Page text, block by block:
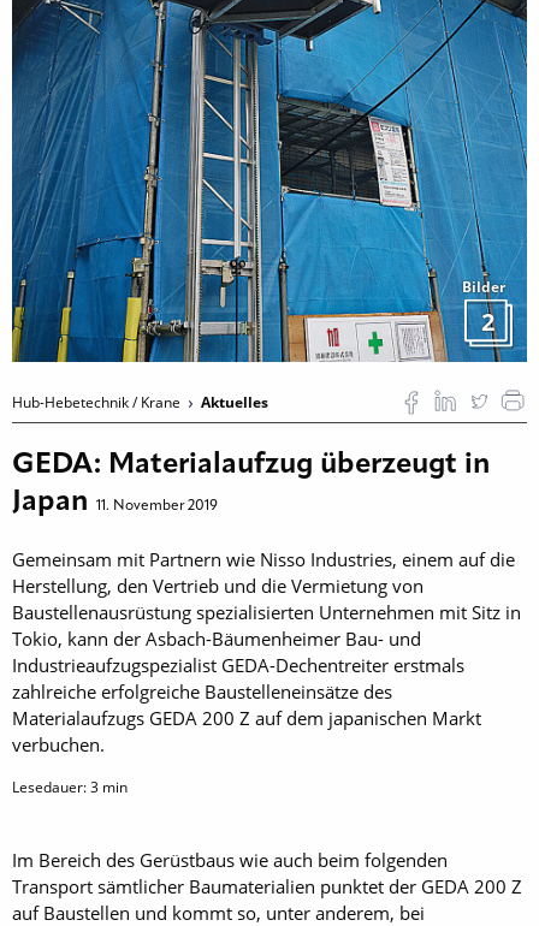
Bilder
2
Hub-Hebetechnik / Krane Aktuelles
GEDA: Materialaufzug überzeugt in
Japan
11. November 2019
Gemeinsam mit Partnern wie Nisso Industries, einem auf die
Herstellung, den Vertrieb und die Vermietung von
Baustellenausrüstung spezialisierten Unternehmen mit Sitz in
Tokio, kann der Asbach-Bäumenheimer Bau- und
Industrieaufzug­spezialist GEDA-Dechentreiter erstmals
zahlreiche erfolgreiche Baustelleneinsätze des
Materialaufzugs GEDA 200 Z auf dem japanischen Markt
verbuchen.
Lesedauer:3 min
Im Bereich des Gerüstbaus wie auch beim folgenden
Transport sämtlicher Baumaterialien punktet der GEDA 200 Z
auf Baustellen und kommt so, unter anderem, bei